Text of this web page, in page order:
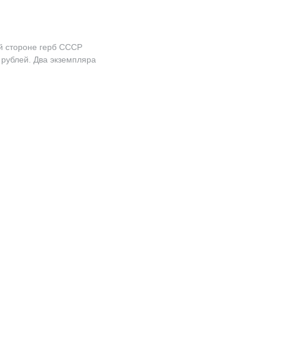
стороне герб СССР
Два экземпляра